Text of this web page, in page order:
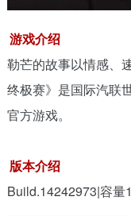
游戏介绍
勒芒的故事以情感、
终极赛》是国际汽联
官方游戏。
版本介绍
Build.14242973|容量